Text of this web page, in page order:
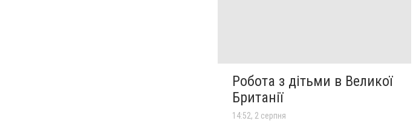
Робота з дітьми в Великої
Британії
14:52, 2 серпня